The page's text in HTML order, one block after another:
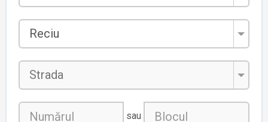
Localitatea
Reciu
Strada
sau